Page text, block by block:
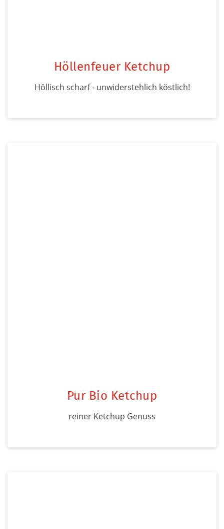
Höllenfeuer Ketchup
Höllisch scharf - unwiderstehlich köstlich!
Pur Bio Ketchup
reiner Ketchup Genuss